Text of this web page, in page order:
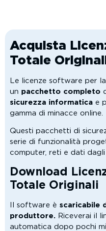
Acquista
Totale Originali
Le licenze software per la
un pacchetto completo
sicurezza informatica e
gamma di minacce online.
Questi pacchetti di
serie di funzionalità
computer, reti e dati
Download
Totale Originali
Il software è scaricabile
produttore. Riceverai il
automatica dopo pochi